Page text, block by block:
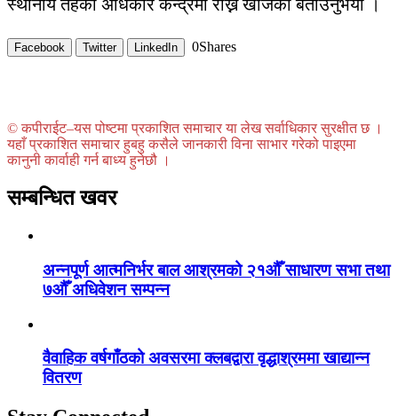
स्थानीय तहको अधिकार केन्द्रमा राख्न खोजेको बताउनुभयो ।
Facebook Twitter LinkedIn 0Shares
© कपीराईट–यस पोष्टमा प्रकाशित समाचार या लेख सर्वाधिकार सुरक्षीत छ ।
यहाँ प्रकाशित समाचार हुबहु कसैले जानकारी विना साभार गरेको पाइएमा
कानुनी कार्वाही गर्न बाध्य हुनेछौ ।
सम्बन्धित खवर
अन्नपूर्ण आत्मनिर्भर बाल आश्रमको २१औँ साधारण सभा तथा
७औँ अधिवेशन सम्पन्न
वैवाहिक वर्षगाँठको अवसरमा क्लबद्वारा वृद्धाश्रममा खाद्यान्न
वितरण